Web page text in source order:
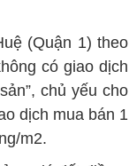
(Quận 1) theo
có giao dịch
chủ yếu cho
dịch mua bán 1
m2.